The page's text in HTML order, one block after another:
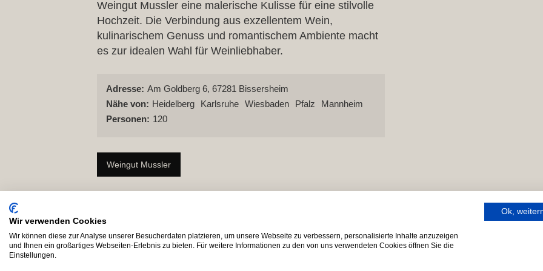
Weingut Mussler eine malerische Kulisse für eine stilvolle
Hochzeit. Die Verbindung aus exzellentem Wein,
kulinarischem Genuss und romantischem Ambiente macht
es zur idealen Wahl für Weinliebhaber.
Adresse: Am Goldberg 6, 67281 Bissersheim
Nähe von: Heidelberg Karlsruhe Wiesbaden Pfalz
Mannheim
Personen: 120
Weingut Mussler
Wir verwenden Cookies
Wir können diese zur Analyse unserer Besucherdaten platzieren, um unsere Webseite zu verbessern, personalisierte Inhalte anzuzeigen
und Ihnen ein großartiges Webseiten-Erlebnis zu bieten. Für weitere Informationen zu den von uns verwendeten Cookies öffnen Sie die
Einstellungen.
Ok,